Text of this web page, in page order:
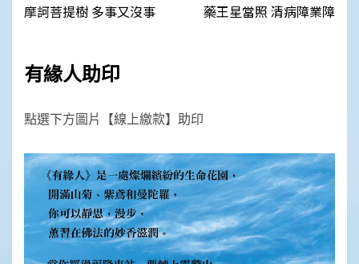
navigation
摩訶菩提樹 多事又沒事
藥王星當照 清病障業障
有緣人助印
點選下方圖片【線上繳款】助印